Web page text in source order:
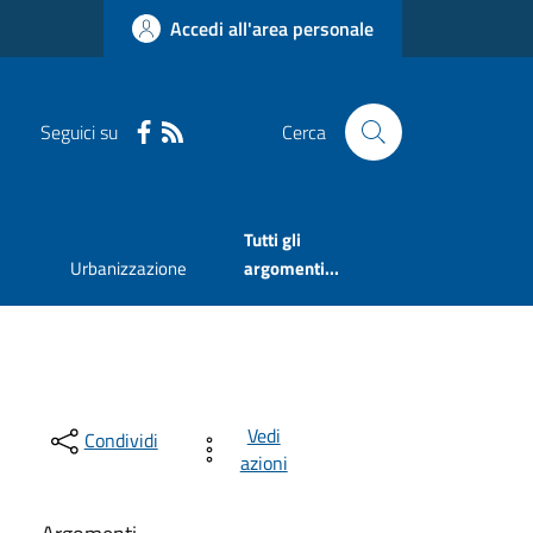
Accedi all'area personale
Seguici su Cerca
Urbanizzazione
Tutti gli
argomenti...
Condividi
Vedi
azioni